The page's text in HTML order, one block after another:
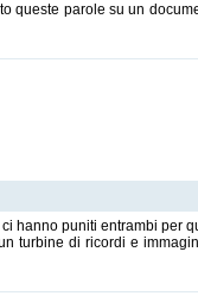
parole su un
hanno puniti entrambi per
turbine di ricordi e